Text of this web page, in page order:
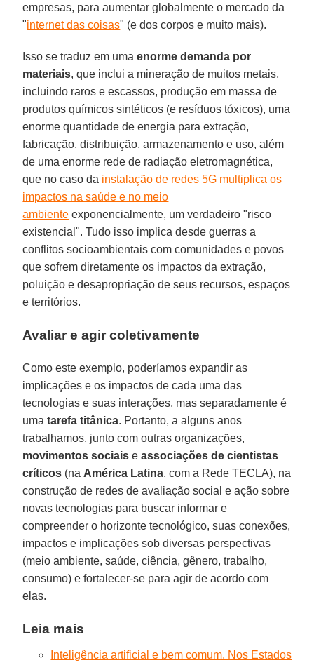
empresas, para aumentar globalmente o mercado da
"internet das coisas" (e dos corpos e muito mais).
Isso se traduz em umaenorme demanda por
materiais, que inclui a mineração de muitos metais,
incluindo raros e escassos, produção em massa de
produtos químicos sintéticos (e resíduos tóxicos), uma
enorme quantidade de energia para extração,
fabricação, distribuição, armazenamento e uso, além
de uma enorme rede de radiação eletromagnética,
que no caso da instalação de redes 5G multiplica os
impactos na saúde e no meio
ambiente exponencialmente, um verdadeiro "risco
existencial". Tudo isso implica desde guerras a
conflitos socioambientais com comunidades e povos
que sofrem diretamente os impactos da extração,
poluição e desapropriação de seus recursos, espaços
e territórios.
Avaliar e agir coletivamente
Como este exemplo, poderíamos expandir as
implicações e os impactos de cada uma das
tecnologias e suas interações, mas separadamente é
umatarefa titânica. Portanto, a alguns anos
trabalhamos, junto com outras organizações,
movimentos sociais eassociações de cientistas
críticos (na América Latina, com a Rede TECLA), na
construção de redes de avaliação social e ação sobre
novas tecnologias para buscar informar e
compreender o horizonte tecnológico, suas conexões,
impactos e implicações sob diversas perspectivas
(meio ambiente, saúde, ciência, gênero, trabalho,
consumo) e fortalecer-se para agir de acordo com
elas.
Leia mais
Inteligência artificial e bem comum. Nos Estados